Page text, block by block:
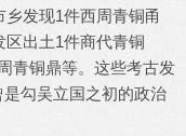
发现1件西周青铜甬
区出土1件商代青铜
青铜鼎等。这些考古发
勾吴立国之初的政治